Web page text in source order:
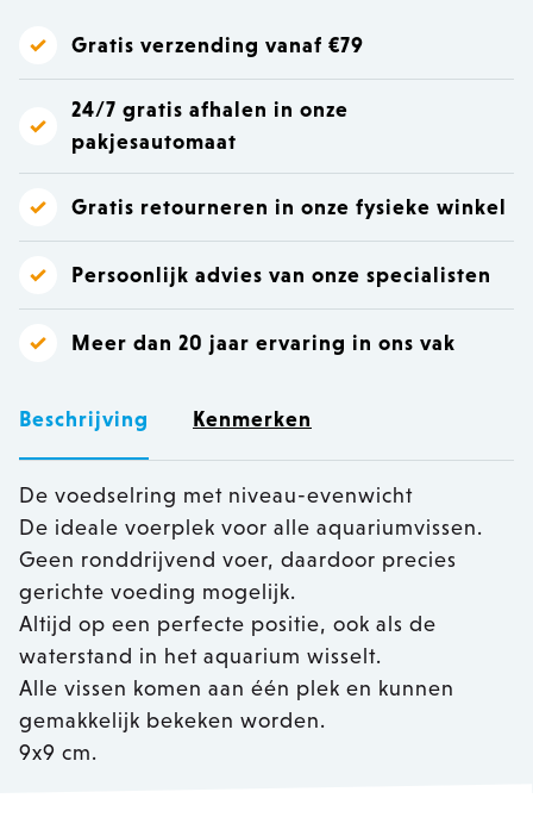
Gratis verzending vanaf €79
24/7 gratis afhalen in onze
pakjesautomaat
Gratis retourneren in onze fysieke winkel
Persoonlijk advies van onze specialisten
Meer dan 20 jaar ervaring in ons vak
Beschrijving Kenmerken
De voedselring met niveau-evenwicht
De ideale voerplek voor alle aquariumvissen.
Geen ronddrijvend voer, daardoor precies
gerichte voeding mogelijk.
Altijd op een perfecte positie, ook als de
waterstand in het aquarium wisselt.
Alle vissen komen aan één plek en kunnen
gemakkelijk bekeken worden.
9x9 cm.